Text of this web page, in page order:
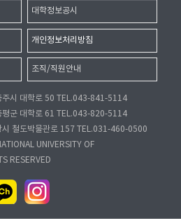
대학정보공시
개인정보처리방침
조직/직원안내
주시 대학로 50 TEL.043-841-5114
평군 대학로 61 TEL.043-820-5114
시 철도박물관로 157 TEL.031-460-0500
UNIVERSITY OF
RESERVED